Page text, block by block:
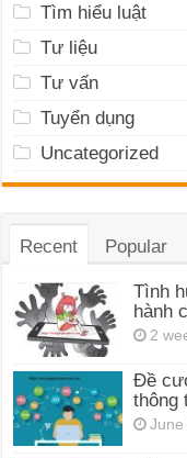
Tìm hiểu luật
Tư liệu
Tư vấn
Tuyển dụng
Uncategorized
Recent Popular
Tình
hành
2
Đề
thông
June